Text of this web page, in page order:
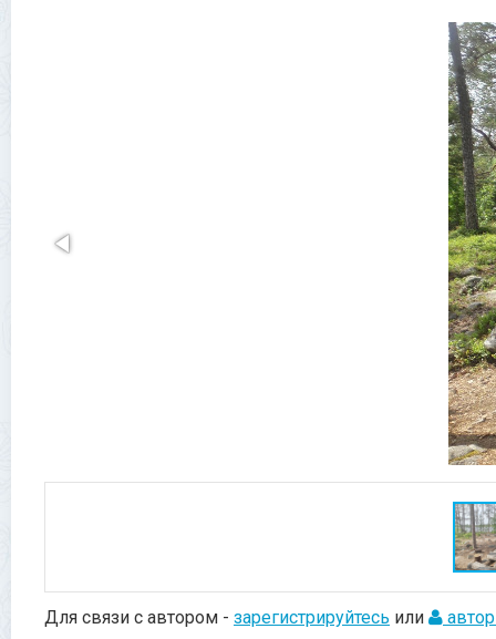
Для связи с автором - зарегистрируйтесь или